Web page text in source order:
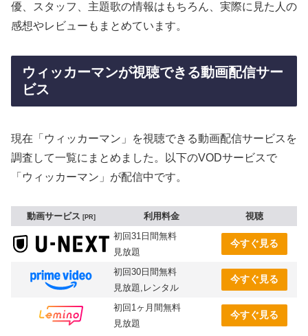
優、スタッフ、主題歌の情報はもちろん、実際に見た人の
感想やレビューもまとめています。
ウィッカーマンが視聴できる動画配信サー
ビス
現在「ウィッカーマン」を視聴できる動画配信サービスを
調査して一覧にまとめました。以下のVODサービスで
「ウィッカーマン」が配信中です。
動画サービス PR 利用料金
視聴
初回31日間無料
見放題
今すぐ見る
初回30日間無料
見放題,レンタル
今すぐ見る
初回1ヶ月間無料
見放題
今すぐ見る